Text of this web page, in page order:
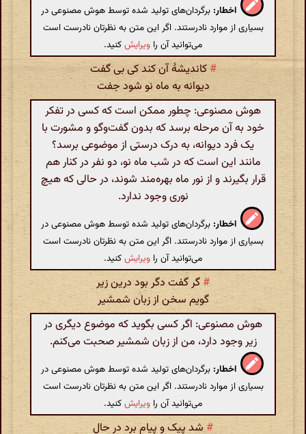
اخطار: برگردان‌های تولید شده توسط هوش مصنوعی در
بسیاری از موارد نادرستند. اگر این متن به نظرتان نادرست است
می‌توانید آن را ویرایشکنید.
#کاندیشهٔ آن کند کی بی گفت
دیوانه به ماه نو شود جفت
هوش مصنوعی: چطور ممکن است که کسی در تفکر
خود به آن مرحله برسد که بدون گفت‌وگو و مشورت با
یک فرد دیوانه، به درک درستی از موضوعی برسد؟
مانند این است که در شب ماه نو، دو نفر در کنار هم
قرار بگیرند و از نور ماه بهره‌مند شوند، در حالی که هیچ
نوری وجود ندارد.
اخطار: برگردان‌های تولید شده توسط هوش مصنوعی در
بسیاری از موارد نادرستند. اگر این متن به نظرتان نادرست است
می‌توانید آن را ویرایشکنید.
# گر گفت دگر بود درین زیر
گویم سخن از زبان شمشیر
هوش مصنوعی: اگر کسی بگوید که موضوع دیگری در
زیر وجود دارد، من از زبان شمشیر صحبت می‌کنم.
اخطار: برگردان‌های تولید شده توسط هوش مصنوعی در
بسیاری از موارد نادرستند. اگر این متن به نظرتان نادرست است
می‌توانید آن را ویرایشکنید.
#شد پیک و پیام برد در حال